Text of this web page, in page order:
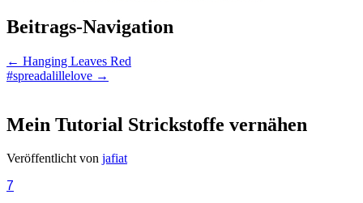
Beitrags-Navigation
← Hanging Leaves Red
#spreadalillelove →
Mein Tutorial Strickstoffe vernähen
Veröffentlicht von jafiat
7